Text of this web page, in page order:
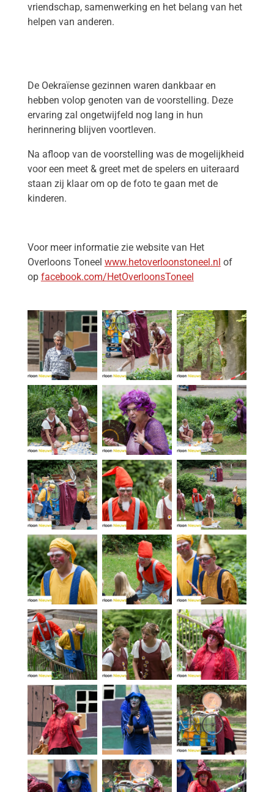
vriendschap, samenwerking en het belang van het
helpen van anderen.
De Oekraïense gezinnen waren dankbaar en
hebben volop genoten van de voorstelling. Deze
ervaring zal ongetwijfeld nog lang in hun
herinnering blijven voortleven.
Na afloop van de voorstelling was de mogelijkheid
voor een meet & greet met de spelers en uiteraard
staan zij klaar om op de foto te gaan met de
kinderen.
Voor meer informatie zie website van Het
Overloons Toneel www.hetoverloonstoneel.nl of
op facebook.com/HetOverloonsToneel